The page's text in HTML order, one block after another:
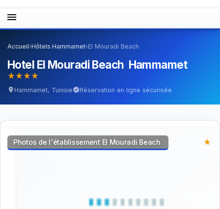
menu
Accueil›Hôtels Hammamet›El Mouradi Beach
Hotel El Mouradi Beach Hammamet
star_ratestar_ratestar_ratestar_rate
location_on Hammamet, TunisieverifiedRéservation en ligne sécurisée
Photos de l'établissement El Mouradi Beach star_rate
star_rate
star_rate
star_rate